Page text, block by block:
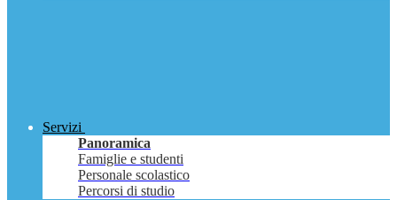
Servizi
Panoramica
Famiglie e studenti
Personale scolastico
Percorsi di studio